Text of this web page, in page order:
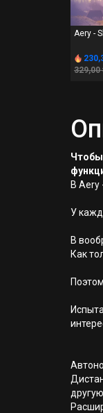
Aery -
329,00
Чтобы
В Aery
У
В
Как